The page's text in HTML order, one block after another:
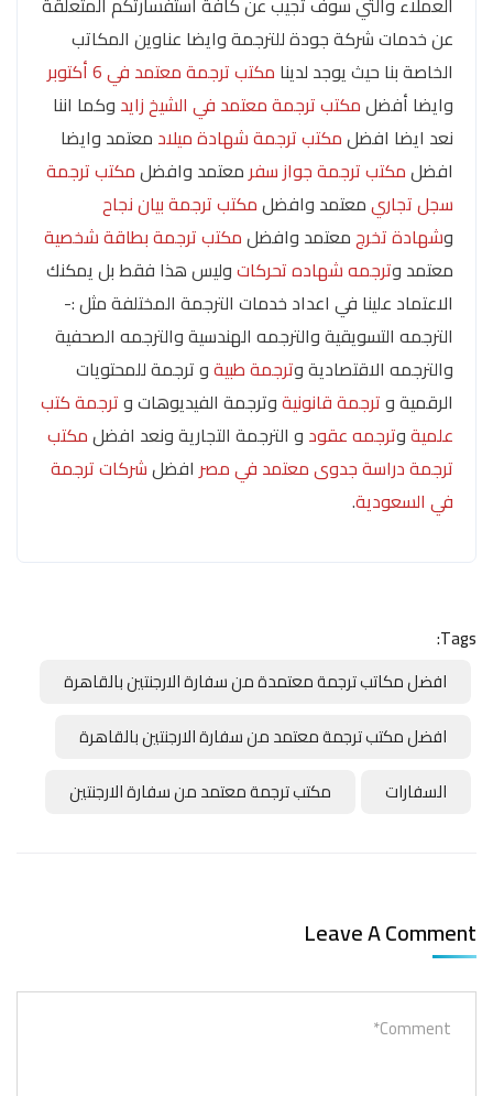
عن خدمات شركة جودة للترجمة وايضا عناوين المكاتب
الخاصة بنا حيث يوجد لدينا مكتب ترجمة معتمد في 6 أكتوبر
وايضا أفضلمكتب ترجمة معتمد في الشيخ زايد وكما اننا
نعد ايضا افضلمكتب ترجمة شهادة ميلاد معتمد وايضا
افضلمكتب ترجمة جواز سفرمعتمد وافضلمكتب ترجمة
سجل تجاريمعتمد وافضلمكتب ترجمة بيان نجاح
وشهادة تخرجمعتمد وافضلمكتب ترجمة بطاقة شخصية
معتمد وترجمه شهاده تحركاتوليس هذا فقط بل يمكنك
الاعتماد علينا في اعداد خدمات الترجمة المختلفة مثل :-
الترجمه التسويقية والترجمه الهندسية والترجمه الصحفية
والترجمه الاقتصادية وترجمة طبيةو ترجمة للمحتويات
الرقمية وترجمة قانونيةوترجمة الفيديوهات وترجمة كتب
علميةوترجمه عقود و الترجمة التجارية ونعد افضلمكتب
ترجمة دراسة جدوى معتمد في مصرافضلشركات ترجمة
في السعودية.
Tags:
افضل مكاتب ترجمة معتمدة من سفارة الارجنتين بالقاهرة
افضل مكتب ترجمة معتمد من سفارة الارجنتين بالقاهرة
السفارات
مكتب ترجمة معتمد من سفارة الارجنتين
Leave A Comment